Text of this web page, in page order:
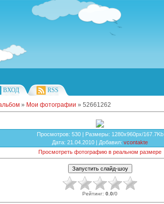
ВХОД RSS
» Мои фотографии » 52661262
Просмотров: 530 | Размеры: 1280x960px/167.7Kb
Дата: 21.04.2010 | Добавил: vcontakte
Просмотреть фотографию в реальном размере
Рейтинг: 0.0/0